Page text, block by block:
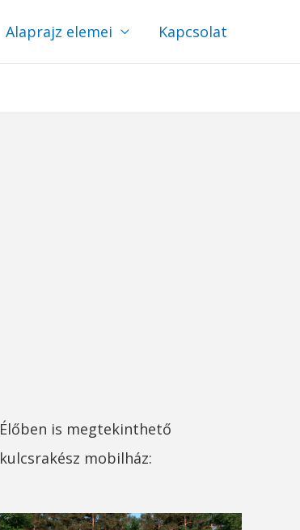
Alaprajz elemei Kapcsolat
Élőben is megtekinthető
kulcsrakész mobilház: